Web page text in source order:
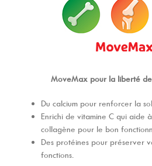
MoveMax pour la liberté de
Du calcium pour renforcer la
Enrichi de vitamine C qui aide
collagène pour le bon
Des protéines pour préserver
fonctions.